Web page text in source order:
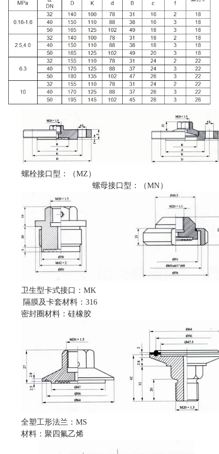
螺栓接口型：（MZ）
螺母接口型：（MN）
卫生型卡式接口：MK
隔膜及卡套材料：316
密封圈材料：硅橡胶
全塑工形法兰：MS
材料：聚四氟乙烯